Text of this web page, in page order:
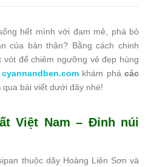
hết mình với đam mê, phá bỏ
của bản thân? Bằng cách chinh
vót để chiêm ngưỡng vẻ đẹp hùng
cyannandben.com khám phá các
qua bài viết dưới đây nhé!
Việt Nam – Đỉnh núi
thuộc dãy Hoàng Liên Sơn và